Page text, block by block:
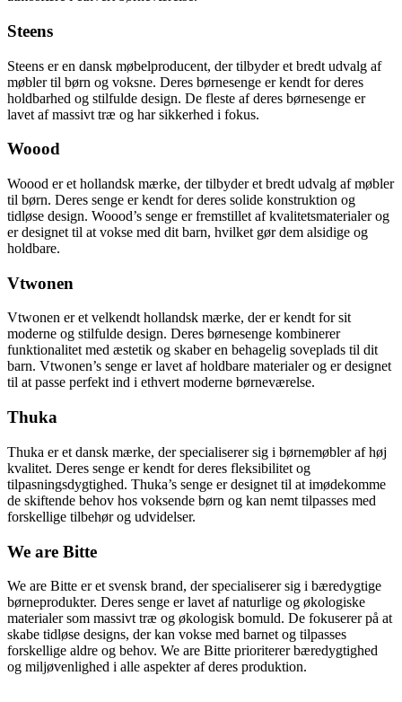
Steens
Steens er en dansk møbelproducent, der tilbyder et bredt udvalg af
møbler til børn og voksne. Deres børnesenge er kendt for deres
holdbarhed og stilfulde design. De fleste af deres børnesenge er
lavet af massivt træ og har sikkerhed i fokus.
Woood
Woood er et hollandsk mærke, der tilbyder et bredt udvalg af møbler
til børn. Deres senge er kendt for deres solide konstruktion og
tidløse design. Woood’s senge er fremstillet af kvalitetsmaterialer og
er designet til at vokse med dit barn, hvilket gør dem alsidige og
holdbare.
Vtwonen
Vtwonen er et velkendt hollandsk mærke, der er kendt for sit
moderne og stilfulde design. Deres børnesenge kombinerer
funktionalitet med æstetik og skaber en behagelig soveplads til dit
barn. Vtwonen’s senge er lavet af holdbare materialer og er designet
til at passe perfekt ind i ethvert moderne børneværelse.
Thuka
Thuka er et dansk mærke, der specialiserer sig i børnemøbler af høj
kvalitet. Deres senge er kendt for deres fleksibilitet og
tilpasningsdygtighed. Thuka’s senge er designet til at imødekomme
de skiftende behov hos voksende børn og kan nemt tilpasses med
forskellige tilbehør og udvidelser.
We are Bitte
We are Bitte er et svensk brand, der specialiserer sig i bæredygtige
børneprodukter. Deres senge er lavet af naturlige og økologiske
materialer som massivt træ og økologisk bomuld. De fokuserer på at
skabe tidløse designs, der kan vokse med barnet og tilpasses
forskellige aldre og behov. We are Bitte prioriterer bæredygtighed
og miljøvenlighed i alle aspekter af deres produktion.